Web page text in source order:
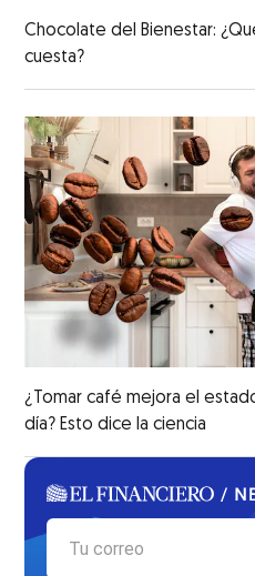
Chocolate del Bienestar:
cuesta?
¿Tomar café mejora el
día? Esto dice la ciencia